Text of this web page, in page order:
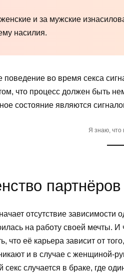
и за мужские
насилия.
поведение во время секса
что процесс должен быть
состояние являются
Я знаю, что
партнёров
отсутствие зависимости
на работу своей мечты.
что её карьера зависит от
и в случае с женщиной-
случается в браке, где